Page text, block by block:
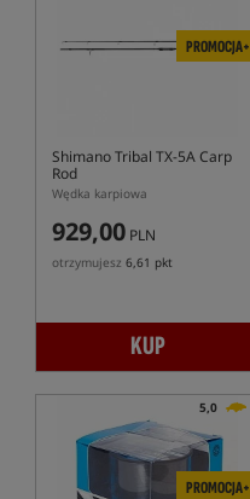
PROMOCJA+
Shimano Tribal TX-5A Carp
Rod
Wędka karpiowa
929,00 PLN
otrzymujesz 6,61 pkt
KUP
5,0
PROMOCJA+